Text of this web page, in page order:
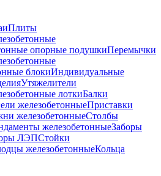
Плиты
опорные подушкиПеремычки
блокиИндивидуальные
Утяжелители
лоткиБалки
железобетонныеПриставки
железобетонныеСтолбы
железобетонныеЗаборы
ЛЭПСтойки
железобетонныеКольца